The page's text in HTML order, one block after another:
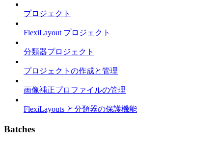
プロジェクト
FlexiLayout プロジェクト
分類器プロジェクト
プロジェクトの作成と管理
画像補正プロファイルの管理
FlexiLayouts と分類器の保護機能
Batches